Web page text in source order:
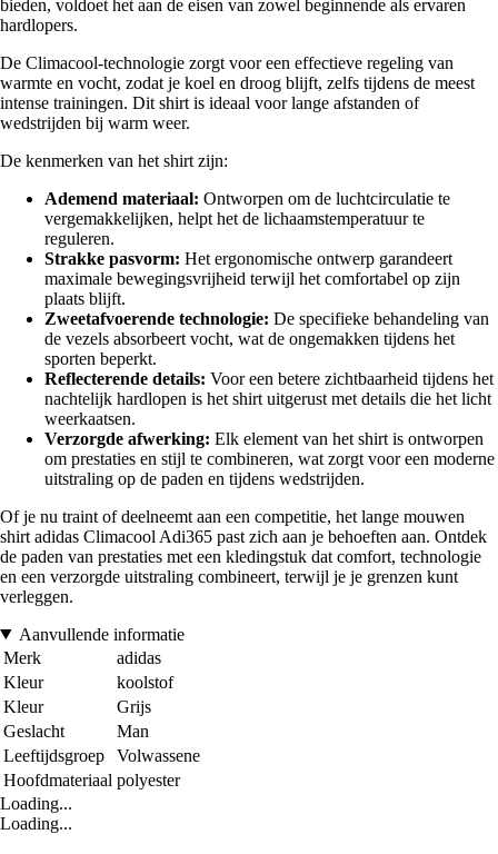
bieden, voldoet het aan de eisen van zowel beginnende als ervaren
hardlopers.
De Climacool-technologie zorgt voor een effectieve regeling van
warmte en vocht, zodat je koel en droog blijft, zelfs tijdens de meest
intense trainingen. Dit shirt is ideaal voor lange afstanden of
wedstrijden bij warm weer.
De kenmerken van het shirt zijn:
Ademend materiaal: Ontworpen om de luchtcirculatie te
vergemakkelijken, helpt het de lichaamstemperatuur te
reguleren.
Strakke pasvorm: Het ergonomische ontwerp garandeert
maximale bewegingsvrijheid terwijl het comfortabel op zijn
plaats blijft.
Zweetafvoerende technologie: De specifieke behandeling van
de vezels absorbeert vocht, wat de ongemakken tijdens het
sporten beperkt.
Reflecterende details: Voor een betere zichtbaarheid tijdens het
nachtelijk hardlopen is het shirt uitgerust met details die het licht
weerkaatsen.
Verzorgde afwerking: Elk element van het shirt is ontworpen
om prestaties en stijl te combineren, wat zorgt voor een moderne
uitstraling op de paden en tijdens wedstrijden.
Of je nu traint of deelneemt aan een competitie, het lange mouwen
shirt adidas Climacool Adi365 past zich aan je behoeften aan. Ontdek
de paden van prestaties met een kledingstuk dat comfort, technologie
en een verzorgde uitstraling combineert, terwijl je je grenzen kunt
verleggen.
Aanvullende informatie
Merk
adidas
Kleur
koolstof
Kleur
Grijs
Geslacht
Man
Leeftijdsgroep
Volwassene
Hoofdmateriaal polyester
Loading...
Loading...